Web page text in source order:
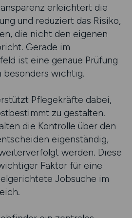
erleichtert die
und reduziert das Risiko,
die nicht den eigenen
Gerade im
ist eine genaue Prüfung
besonders wichtig.
Pflegekräfte dabei,
zu gestalten.
die Kontrolle über den
eigenständig,
werden. Diese
Faktor für eine
Jobsuche im